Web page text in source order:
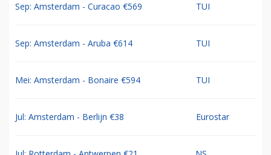
Sep: Amsterdam - Curacao €569 TUI
Sep: Amsterdam - Aruba €614 TUI
Mei: Amsterdam - Bonaire €594 TUI
Jul: Amsterdam - Berlijn €38 Eurostar